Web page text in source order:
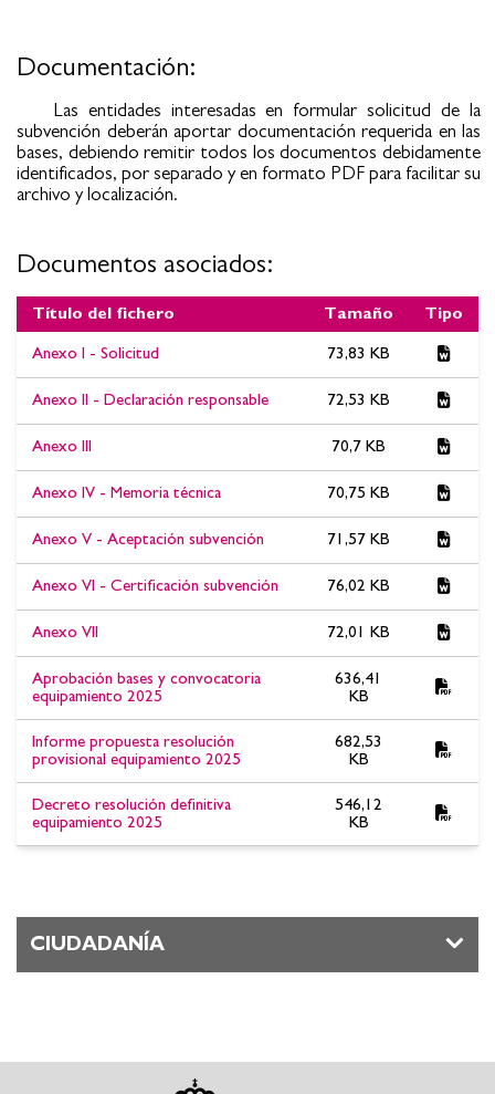
Documentación:
Las entidades interesadas en formular solicitud de la
subvención deberán aportar documentación requerida en las
bases, debiendo remitir todos los documentos debidamente
identificados, por separado y en formato PDF para facilitar su
archivo y localización.
Documentos asociados:
Documentos asociados:BASES ESPECÍFICAS REGULADORAS
DE LA CONVOCATORIA DE SUBVENCIONES DIRIGIDAS A
ENTIDADES PRIVADAS SIN ÁNIMO DE LUCRO PARA
ADQUISICIÓN EQUIPAMIENTO 2025
Título del fichero Tamaño Tipo
Anexo I - Solicitud 73,83 KB
Anexo II - Declaración responsable 72,53 KB
Anexo III 70,7 KB
Anexo IV - Memoria técnica 70,75 KB
Anexo V - Aceptación subvención 71,57 KB
Anexo VI - Certificación subvención 76,02 KB
Anexo VII 72,01 KB
Aprobación bases y convocatoria
equipamiento 2025
636,41
KB
Informe propuesta resolución
provisional equipamiento 2025
682,53
KB
Decreto resolución definitiva
equipamiento 2025
546,12
KB
CIUDADANÍA